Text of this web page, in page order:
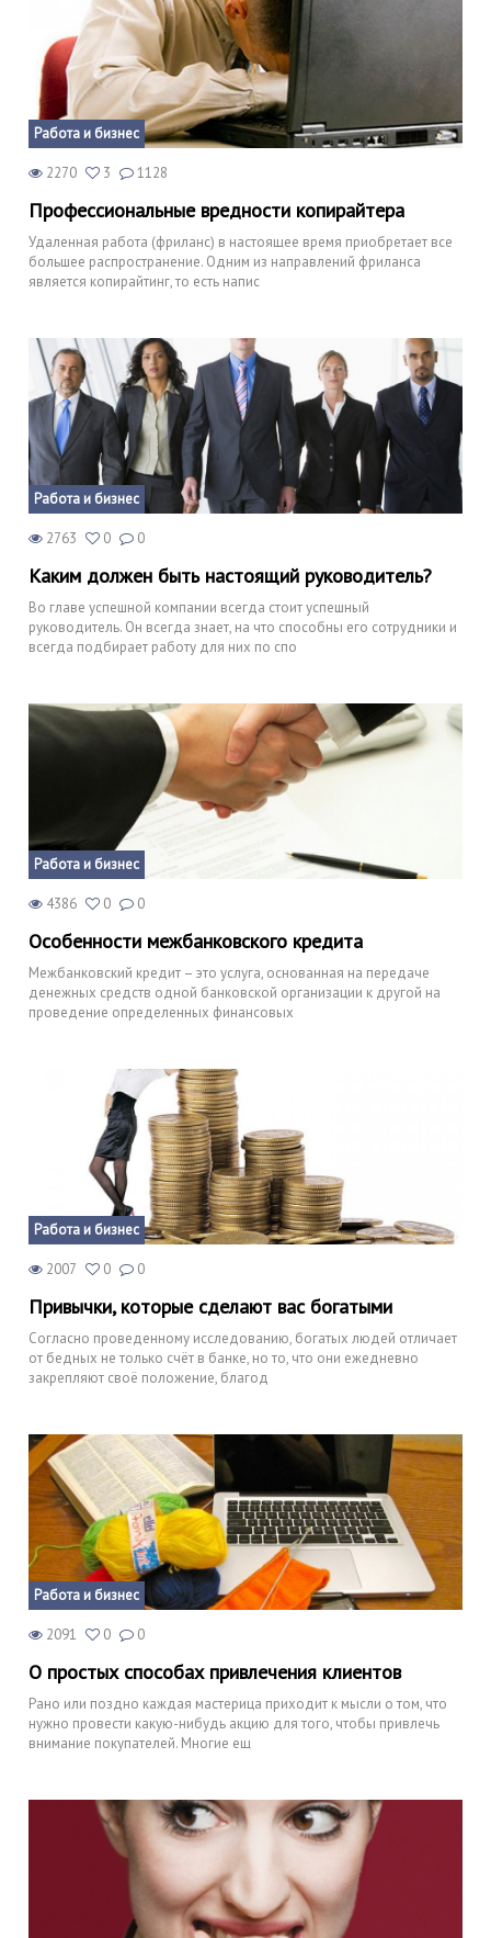
Работа и бизнес
2270 3 1128
Профессиональные вредности копирайтера
Удаленная работа (фриланс) в настоящее время приобретает все
большее распространение. Одним из направлений фриланса
является копирайтинг, то есть напис
Работа и бизнес
2763 0 0
Каким должен быть настоящий руководитель?
Во главе успешной компании всегда стоит успешный
руководитель. Он всегда знает, на что способны его сотрудники и
всегда подбирает работу для них по спо
Работа и бизнес
4386 0 0
Особенности межбанковского кредита
Межбанковский кредит – это услуга, основанная на передаче
денежных средств одной банковской организации к другой на
проведение определенных финансовых
Работа и бизнес
2007 0 0
Привычки, которые сделают вас богатыми
Согласно проведенному исследованию, богатых людей отличает
от бедных не только счёт в банке, но то, что они ежедневно
закрепляют своё положение, благод
Работа и бизнес
2091 0 0
О простых способах привлечения клиентов
Рано или поздно каждая мастерица приходит к мысли о том, что
нужно провести какую-нибудь акцию для того, чтобы привлечь
внимание покупателей. Многие ещ